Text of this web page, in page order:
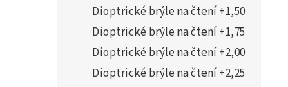
Dioptrické brýle na čtení +1,50
Dioptrické brýle na čtení +1,75
Dioptrické brýle na čtení +2,00
Dioptrické brýle na čtení +2,25